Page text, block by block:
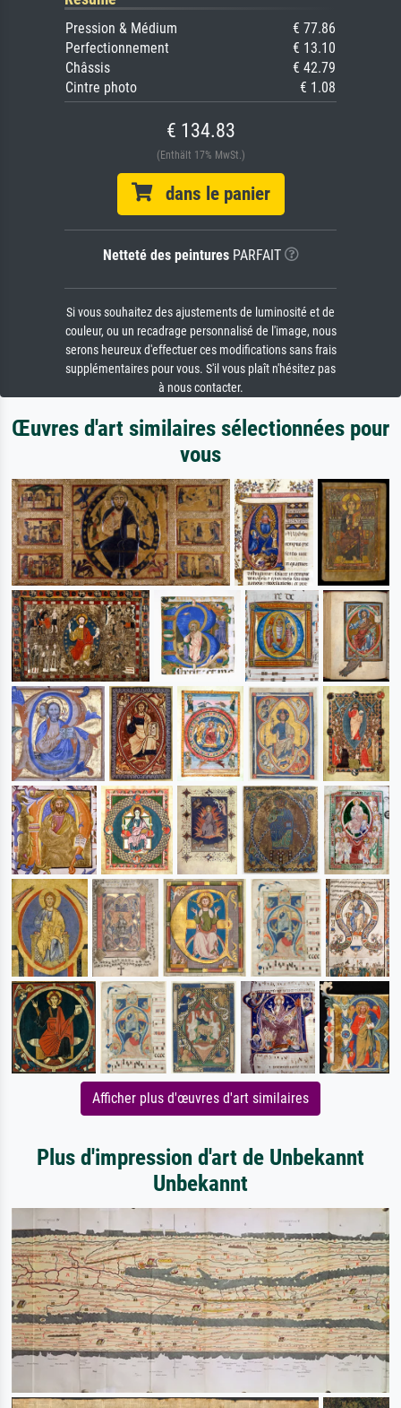
Pression & Médium
€ 77.86
Perfectionnement
€ 13.10
Châssis
€ 42.79
Cintre photo
€ 1.08
€ 134.83
(Enthält 17% MwSt.)
dans le panier
Netteté des peinturesPARFAIT
Si vous souhaitez des ajustements de luminosité et de
couleur, ou un recadrage personnalisé de l'image, nous
serons heureux d'effectuer ces modifications sans frais
supplémentaires pour vous. S'il vous plaît n'hésitez pas
à nous contacter.
Œuvres d'art similaires sélectionnées pour
vous
Afficher plus d'œuvres d'art similaires
Plus d'impression d'art de Unbekannt
Unbekannt